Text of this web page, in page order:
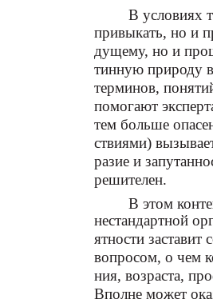
В условиях
привыкать, но и
дущему, но и
тинную природу
терминов,
помогают
тем больше
ствиями)
разие и
решителен.
В этом
нестандартной
ятности
вопросом, о чем
ния, возраста,
Вполне может